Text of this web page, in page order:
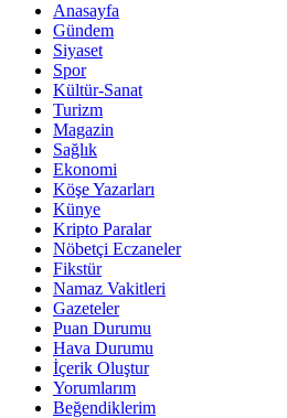
Anasayfa
Gündem
Siyaset
Spor
Kültür-Sanat
Turizm
Magazin
Sağlık
Ekonomi
Köşe Yazarları
Künye
Kripto Paralar
Nöbetçi Eczaneler
Fikstür
Namaz Vakitleri
Gazeteler
Puan Durumu
Hava Durumu
İçerik Oluştur
Yorumlarım
Beğendiklerim